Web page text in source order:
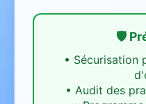
🛡️
• Sécurisation
• Audit des